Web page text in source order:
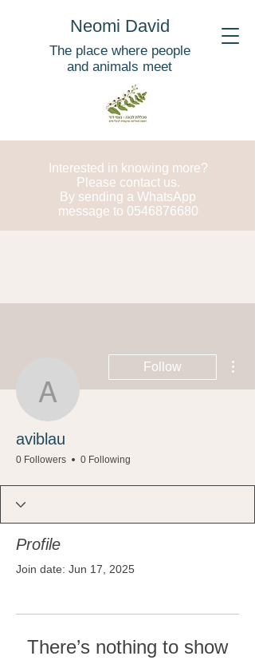
Neomi David
The place where people
and animals meet
Interested in knowing more?
Please contact us.
By sending a WhatsApp
message to 0546876680
aviblau
Follow
aviblau
0 Followers 0 Following
Profile
Join date: Jun 17, 2025
There’s nothing to show